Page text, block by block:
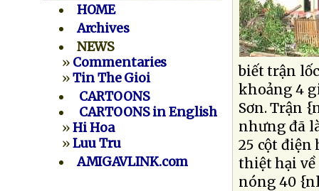
HOME
Archives
NEWS
» Commentaries
»Tin The Gioi
CARTOONS
CARTOONS in English
»Hi Hoa
»Luu Tru
AMIGAVLINK.com
biết trận
khoảng 4
Sơn. Trận
nhưng đã
25 cột
thiệt hại về
nóng 40